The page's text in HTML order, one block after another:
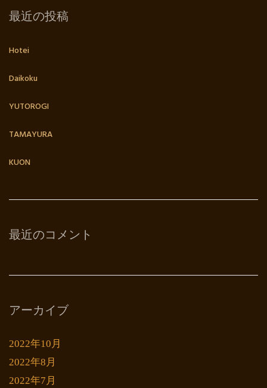
最近の投稿
Hotei
Daikoku
YUTOROGI
TAMAYURA
KUON
最近のコメント
アーカイブ
2022年10月
2022年8月
2022年7月